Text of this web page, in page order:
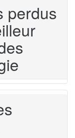
perdus